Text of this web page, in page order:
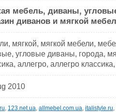
мебель, диваны,
диванов и мягкой
мягкой, мягкой мебели,
угловые диваны, города,
аллегро, аллегро
2010
, 123.net.ua, allmebel.com.ua, italistyle.ru,